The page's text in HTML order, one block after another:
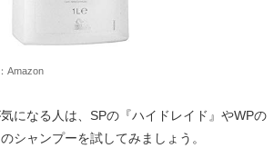
Amazon
になる人は、SPの『ハイドレイド』やWPの
シャンプーを試してみましょう。